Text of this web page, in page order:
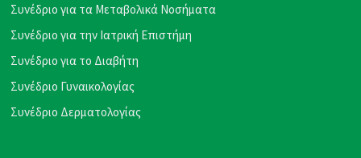
Συνέδριο για τα Μεταβολικά Νοσήματα
Συνέδριο για την Ιατρική Επιστήμη
Συνέδριο για το Διαβήτη
Συνέδριο Γυναικολογίας
Συνέδριο Δερματολογίας